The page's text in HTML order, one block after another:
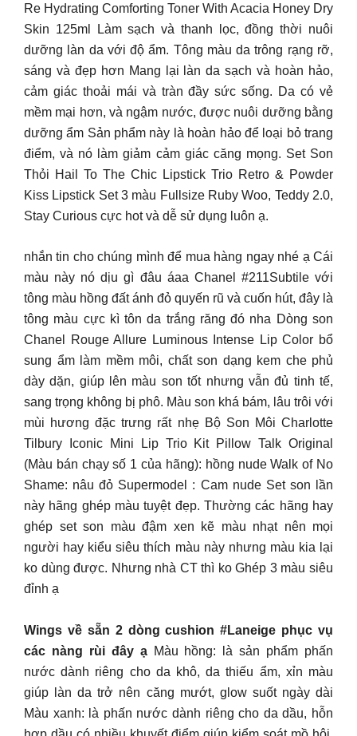
Re Hydrating Comforting Toner With Acacia Honey Dry
Skin 125ml Làm sạch và thanh lọc, đồng thời nuôi
dưỡng làn da với độ ẩm. Tông màu da trông rạng rỡ,
sáng và đẹp hơn Mang lại làn da sạch và hoàn hảo,
cảm giác thoải mái và tràn đầy sức sống. Da có vẻ
mềm mại hơn, và ngậm nước, được nuôi dưỡng bằng
dưỡng ẩm Sản phẩm này là hoàn hảo để loại bỏ trang
điểm, và nó làm giảm cảm giác căng mọng. Set Son
Thỏi Hail To The Chic Lipstick Trio Retro & Powder
Kiss Lipstick Set 3 màu Fullsize Ruby Woo, Teddy 2.0,
Stay Curious cực hot và dễ sử dụng luôn ạ.
nhắn tin cho chúng mình để mua hàng ngay nhé ạ Cái
màu này nó dịu gì đâu áaa Chanel #211Subtile với
tông màu hồng đất ánh đỏ quyến rũ và cuốn hút, đây là
tông màu cực kì tôn da trắng răng đó nha Dòng son
Chanel Rouge Allure Luminous Intense Lip Color bổ
sung ẩm làm mềm môi, chất son dạng kem che phủ
dày dặn, giúp lên màu son tốt nhưng vẫn đủ tinh tế,
sang trọng không bị phô. Màu son khá bám, lâu trôi với
mùi hương đặc trưng rất nhẹ Bộ Son Môi Charlotte
Tilbury Iconic Mini Lip Trio Kit Pillow Talk Original
(Màu bán chạy số 1 của hãng): hồng nude Walk of No
Shame: nâu đỏ Supermodel : Cam nude Set son lần
này hãng ghép màu tuyệt đẹp. Thường các hãng hay
ghép set son màu đậm xen kẽ màu nhạt nên mọi
người hay kiểu siêu thích màu này nhưng màu kia lại
ko dùng được. Nhưng nhà CT thì ko Ghép 3 màu siêu
đỉnh ạ
Wings về sẵn 2 dòng cushion #Laneige phục vụ
các nàng rùi đây ạMàu hồng: là sản phẩm phấn
nước dành riêng cho da khô, da thiếu ẩm, xỉn màu
giúp làn da trở nên căng mướt, glow suốt ngày dài
Màu xanh: là phấn nước dành riêng cho da dầu, hỗn